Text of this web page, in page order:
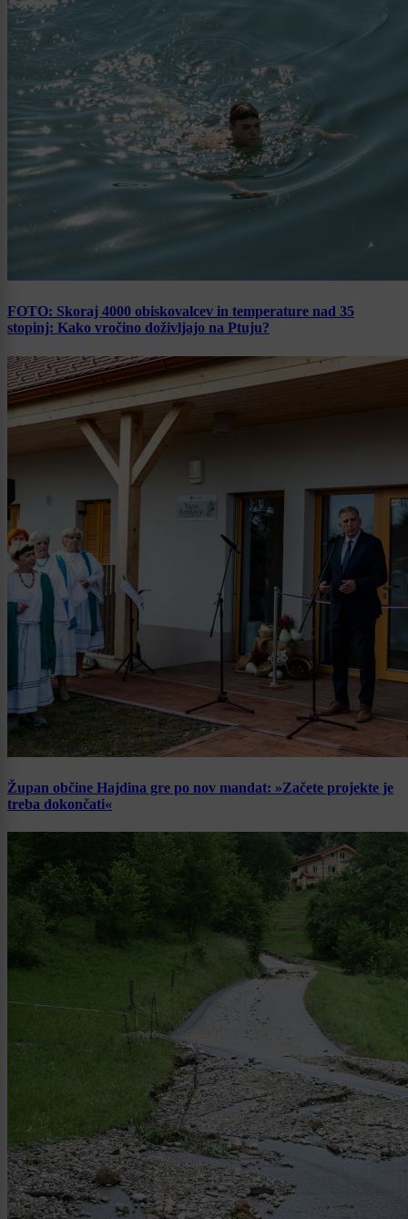
FOTO: Skoraj 4000 obiskovalcev in temperature nad 35
stopinj: Kako vročino doživljajo na Ptuju?
Župan občine Hajdina gre po nov mandat: »Začete projekte je
treba dokončati«